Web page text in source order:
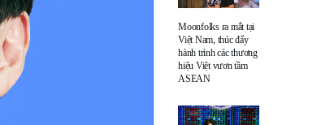
Moonfolks ra mắt tại
Việt Nam, thúc đẩy
hành trình các thương
hiệu Việt vươn tầm
ASEAN